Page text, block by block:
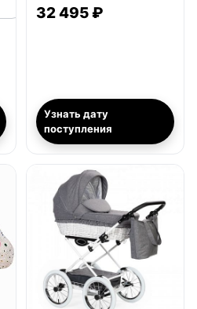
32 495 ₽
Узнать дату
поступления